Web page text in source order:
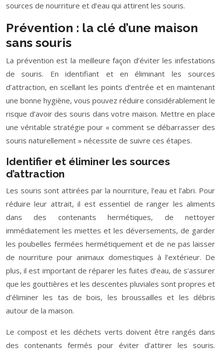
sources de nourriture et d’eau qui attirent les souris.
Prévention : la clé d’une maison
sans souris
La prévention est la meilleure façon d’éviter les infestations
de souris. En identifiant et en éliminant les sources
d’attraction, en scellant les points d’entrée et en maintenant
une bonne hygiène, vous pouvez réduire considérablement le
risque d’avoir des souris dans votre maison. Mettre en place
une véritable stratégie pour « comment se débarrasser des
souris naturellement » nécessite de suivre ces étapes.
Identifier et éliminer les sources
d’attraction
Les souris sont attirées par la nourriture, l’eau et l’abri. Pour
réduire leur attrait, il est essentiel de ranger les aliments
dans des contenants hermétiques, de nettoyer
immédiatement les miettes et les déversements, de garder
les poubelles fermées hermétiquement et de ne pas laisser
de nourriture pour animaux domestiques à l’extérieur. De
plus, il est important de réparer les fuites d’eau, de s’assurer
que les gouttières et les descentes pluviales sont propres et
d’éliminer les tas de bois, les broussailles et les débris
autour de la maison.
Le compost et les déchets verts doivent être rangés dans
des contenants fermés pour éviter d’attirer les souris.